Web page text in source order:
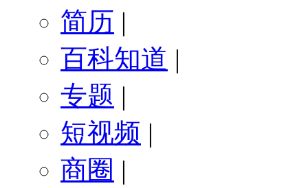
简历 |
百科知道 |
专题 |
短视频 |
商圈 |